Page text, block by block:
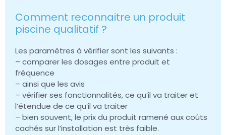
Comment reconnaitre un produit
piscine qualitatif ?
Les paramètres à vérifier sont les suivants :
– comparer les dosages entre produit et
fréquence
– ainsi que les avis
– vérifier ses fonctionnalités, ce qu’il va traiter et
l’étendue de ce qu’il va traiter
– bien souvent, le prix du produit ramené aux coûts
cachés sur l’installation est très faible.